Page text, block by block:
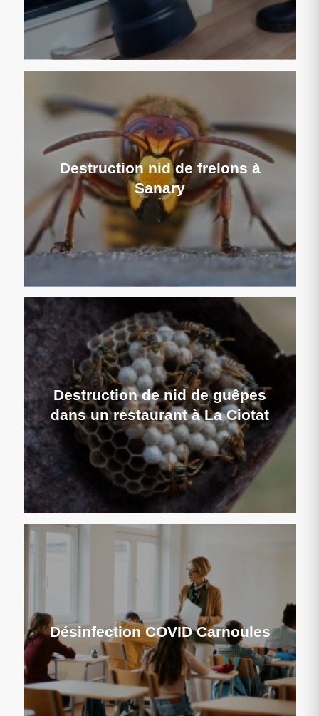
Destruction nid de frelons à
Sanary
Destruction de nid de guêpes
dans un restaurant à La Ciotat
Désinfection COVID Carnoules